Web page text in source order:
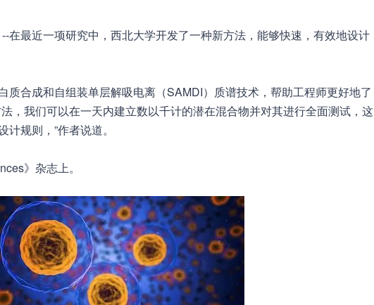
在最近一项研究中，西北大学开发了一种新方法，能够快速，有效地设计
质合成和自组装单层解吸电离（SAMDI）质谱技术，帮助工程师更好地了
，我们可以在一天内建立数以千计的潜在混合物并对其进行全面测试，这
规则，”作者说道。
》杂志上。